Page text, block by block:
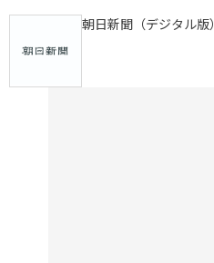
朝日新聞（デジタル版）